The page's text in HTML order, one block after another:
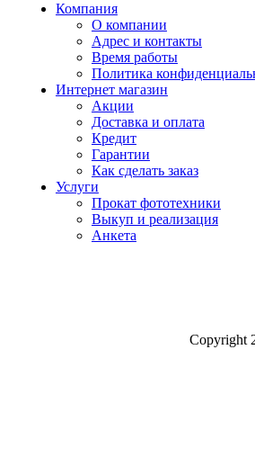
Компания
О компании
Адрес и контакты
Время работы
Политика
Интернет магазин
Акции
Доставка и оплата
Кредит
Гарантии
Как сделать заказ
Услуги
Прокат фототехники
Выкуп и реализация
Анкета
Copyright